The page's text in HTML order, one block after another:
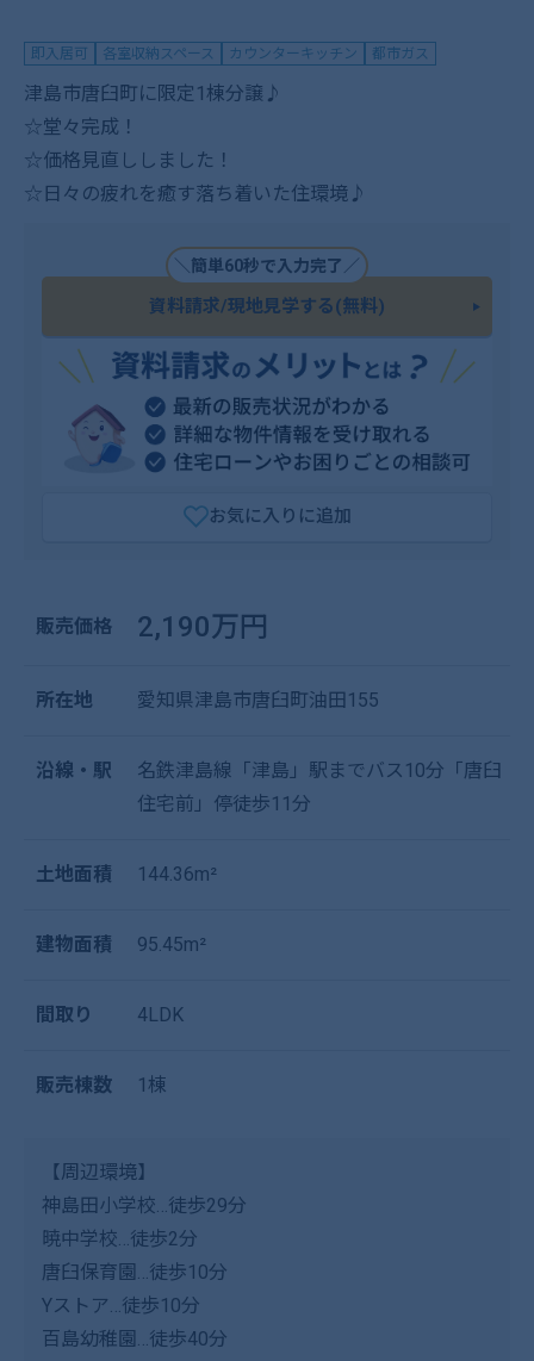
即入居可 各室収納スペース カウンターキッチン 都市ガス
津島市唐臼町に限定1棟分譲♪
☆堂々完成！
☆価格見直ししました！
☆日々の疲れを癒す落ち着いた住環境♪
＼簡単60秒で入力完了／
資料請求/現地見学する(無料)
お気に入りに追加
販売価格 2,190万円
所在地 愛知県津島市唐臼町油田155
沿線・駅
名鉄津島線「津島」駅までバス10分「唐臼
住宅前」停徒歩11分
土地面積 144.36m²
建物面積 95.45m²
間取り 4LDK
販売棟数 1棟
【周辺環境】
神島田小学校…徒歩29分
暁中学校…徒歩2分
唐臼保育園…徒歩10分
Yストア…徒歩10分
百島幼稚園…徒歩40分